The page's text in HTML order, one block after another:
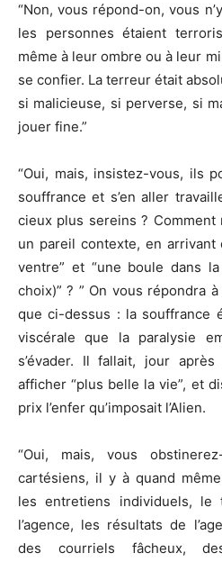
“Non, vous répond-on, vous
les personnes étaient
même à leur ombre ou à leur
se confier. La terreur était
si malicieuse, si perverse, si
jouer fine.”
“Oui, mais, insistez-vous, ils
souffrance et s’en aller
cieux plus sereins ? Comment
un pareil contexte, en arrivant
ventre” et “une boule dans
choix)” ? ” On vous répondra
que ci-dessus : la souffrance
viscérale que la paralysie
s’évader. Il fallait, jour
afficher “plus belle la vie”, et
prix l’enfer qu’imposait l’Alien.
“Oui, mais, vous
cartésiens, il y à quand
les entretiens individuels, le
l’agence, les résultats de
des courriels fâcheux,